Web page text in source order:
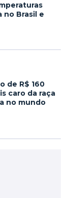
no Brasil e
de R$ 160
caro da raça
no mundo